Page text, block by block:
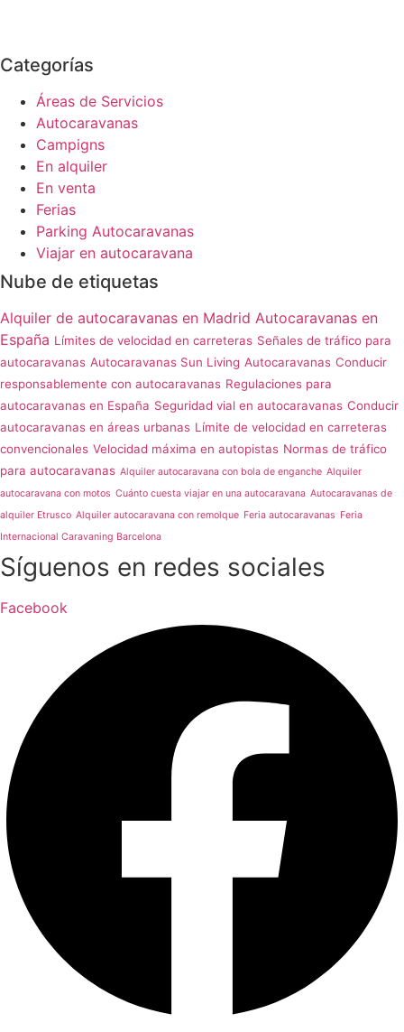
Categorías
Áreas de Servicios
Autocaravanas
Campigns
En alquiler
En venta
Ferias
Parking Autocaravanas
Viajar en autocaravana
Nube de etiquetas
Alquiler de autocaravanas en Madrid Autocaravanas en
España Límites de velocidad en carreteras Señales de tráfico para
autocaravanas Autocaravanas Sun Living Autocaravanas Conducir
responsablemente con autocaravanas Regulaciones para
autocaravanas en España Seguridad vial en autocaravanas Conducir
autocaravanas en áreas urbanas Límite de velocidad en carreteras
convencionales Velocidad máxima en autopistas Normas de tráfico
para autocaravanas Alquiler autocaravana con bola de enganche Alquiler
autocaravana con motos Cuánto cuesta viajar en una autocaravana Autocaravanas de
alquiler Etrusco Alquiler autocaravana con remolque Feria autocaravanas Feria
Internacional Caravaning Barcelona
Síguenos en redes sociales
Facebook